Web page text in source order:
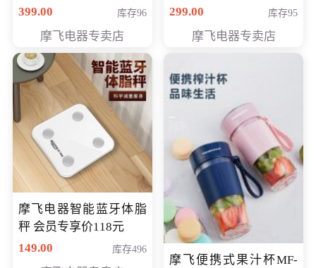
元
399.00 库存96
摩飞电器专卖店
299.00
库存95
摩飞电器专卖店
摩飞电器智能蓝牙体脂
秤 会员专享价118元
149.00
库存496
摩飞便携式果汁杯MF-